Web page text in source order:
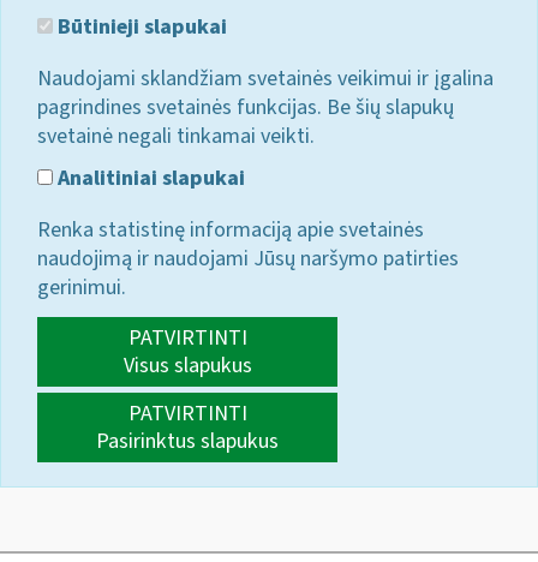
Būtinieji slapukai
Naudojami sklandžiam svetainės veikimui ir įgalina
pagrindines svetainės funkcijas. Be šių slapukų
svetainė negali tinkamai veikti.
Analitiniai slapukai
Renka statistinę informaciją apie svetainės
naudojimą ir naudojami Jūsų naršymo patirties
gerinimui.
PATVIRTINTI
Visus slapukus
PATVIRTINTI
Pasirinktus slapukus